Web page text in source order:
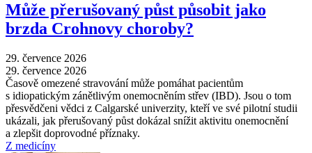
Může přerušovaný půst působit jako
brzda Crohnovy choroby?
29. července 2026
29. července 2026
Časově omezené stravování může pomáhat pacientům
s idiopatickým zánětlivým onemocněním střev (IBD). Jsou o tom
přesvědčeni vědci z Calgarské univerzity, kteří ve své pilotní studii
ukázali, jak přerušovaný půst dokázal snížit aktivitu onemocnění
a zlepšit doprovodné příznaky.
Z medicíny